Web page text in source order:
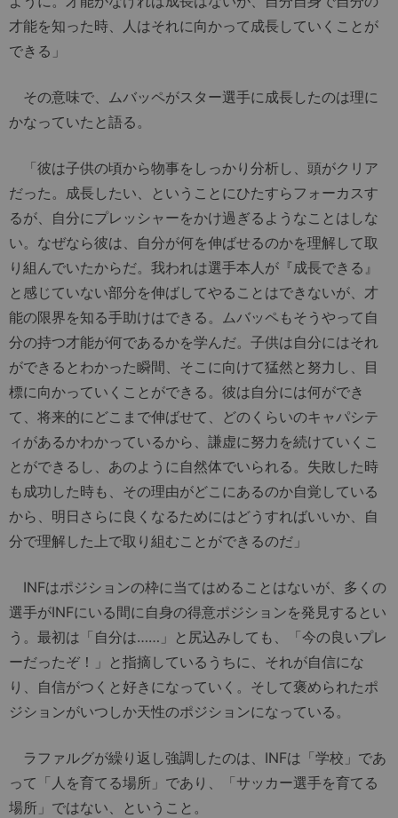
才能を知った時、人はそれに向かって成長していくことが
できる」
その意味で、ムバッペがスター選手に成長したのは理に
かなっていたと語る。
「彼は子供の頃から物事をしっかり分析し、頭がクリア
だった。成長したい、ということにひたすらフォーカスす
るが、自分にプレッシャーをかけ過ぎるようなことはしな
い。なぜなら彼は、自分が何を伸ばせるのかを理解して取
り組んでいたからだ。我われは選手本人が『成長できる』
と感じていない部分を伸ばしてやることはできないが、才
能の限界を知る手助けはできる。ムバッペもそうやって自
分の持つ才能が何であるかを学んだ。子供は自分にはそれ
ができるとわかった瞬間、そこに向けて猛然と努力し、目
標に向かっていくことができる。彼は自分には何ができ
て、将来的にどこまで伸ばせて、どのくらいのキャパシテ
ィがあるかわかっているから、謙虚に努力を続けていくこ
とができるし、あのように自然体でいられる。失敗した時
も成功した時も、その理由がどこにあるのか自覚している
から、明日さらに良くなるためにはどうすればいいか、自
分で理解した上で取り組むことができるのだ」
INFはポジションの枠に当てはめることはないが、多くの
選手がINFにいる間に自身の得意ポジションを発見するとい
う。最初は「自分は……」と尻込みしても、「今の良いプレ
ーだったぞ！」と指摘しているうちに、それが自信にな
り、自信がつくと好きになっていく。そして褒められたポ
ジションがいつしか天性のポジションになっている。
ラファルグが繰り返し強調したのは、INFは「学校」であ
って「人を育てる場所」であり、「サッカー選手を育てる
場所」ではない、ということ。